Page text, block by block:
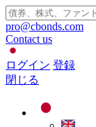
pro@cbonds.com
Contact us
ログイン 登録
閉じる